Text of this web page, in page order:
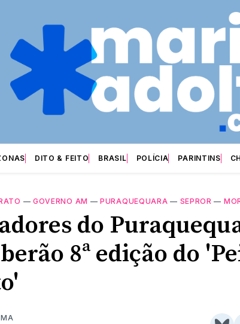
DITO & FEITO BRASIL POLÍCIA PARINTINS
— GOVERNO AM —PURAQUEQUARA — SEPROR —
do
8ª edição do